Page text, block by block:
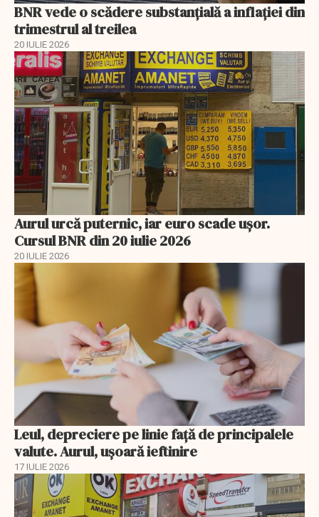
BNR vede o scădere substanţială a inflaţiei din
trimestrul al treilea
20 IULIE 2026
Aurul urcă puternic, iar euro scade ușor.
Cursul BNR din 20 iulie 2026
20 IULIE 2026
Leul, depreciere pe linie faţă de principalele
valute. Aurul, uşoară ieftinire
17 IULIE 2026